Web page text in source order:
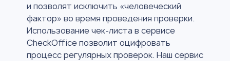
и позволят исключить «человеческий
фактор» во время проведения проверки.
Использование чек-листа в сервисе
CheckOffice позволит оцифровать
процесс регулярных проверок. Наш сервис